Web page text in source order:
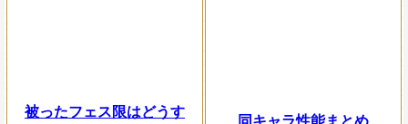
被ったフェス限はどうす